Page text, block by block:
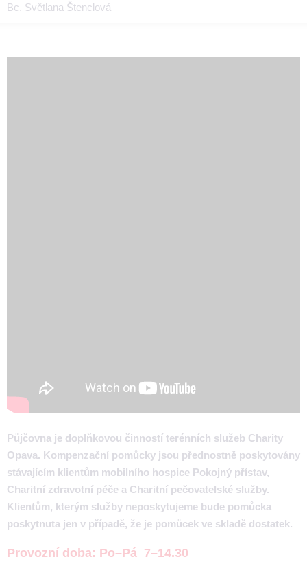
Bc. Světlana Štenclová
Půjčovna je doplňkovou činností terénních služeb Charity
Opava. Kompenzační pomůcky jsou přednostně poskytovány
stávajícím klientům mobilního hospice Pokojný přístav,
Charitní zdravotní péče a Charitní pečovatelské služby.
Klientům, kterým služby neposkytujeme bude pomůcka
poskytnuta jen v případě, že je pomůcek ve skladě dostatek.
Provozní doba: Po–Pá 7–14.30